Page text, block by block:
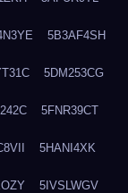
5B3AF4SH
5DM253CG
5FNR39CT
5HANI4XK
5IVSLWGV